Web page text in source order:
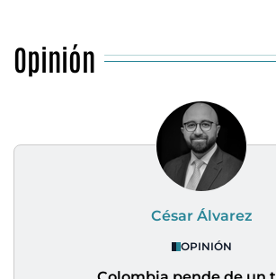
Opinión
César Álvarez
OPINIÓN